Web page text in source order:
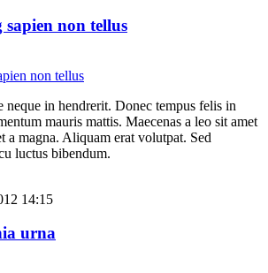
non tellus
neque in hendrerit. Donec tempus felis in
mauris mattis. Maecenas a leo sit amet
a magna. Aliquam erat volutpat. Sed
luctus bibendum.
14:15
urna